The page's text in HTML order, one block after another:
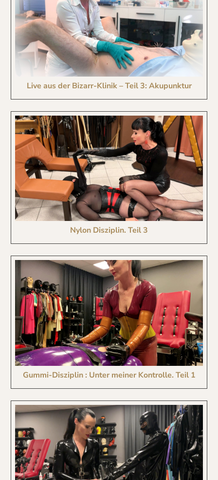
Live aus der Bizarr-Klinik – Teil 3: Akupunktur
Nylon Disziplin. Teil 3
Gummi-Disziplin : Unter meiner Kontrolle. Teil 1